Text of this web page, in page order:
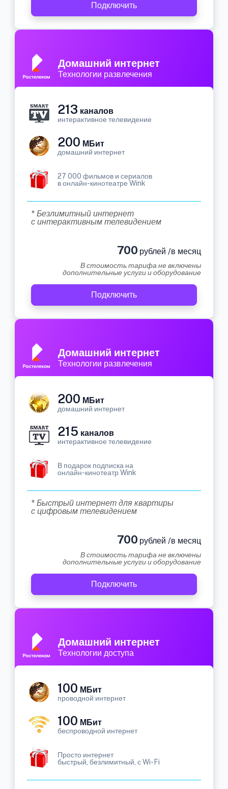
Подключить
Домашний интернет
Технологии развлечения
213 каналов
интерактивное телевидение
200 МБит
домашний интернет
27 000 фильмов и сериалов
в онлайн-кинотеатре Wink
* Безлимитный интернет
с интерактивным телевидением
700 рублей /в месяц
В стоимость тарифа не включены
дополнительные услуги и оборудование
Подключить
Домашний интернет
Технологии развлечения
200 МБит
домашний интернет
215 каналов
интерактивное телевидение
В подарок подписка на
онлайн-кинотеатр Wink
* Быстрый интернет для квартиры
с цифровым телевидением
700 рублей /в месяц
В стоимость тарифа не включены
дополнительные услуги и оборудование
Подключить
Домашний интернет
Технологии доступа
100 МБит
проводной интернет
100 МБит
беспроводной интернет
Просто интернет
быстрый, безлимитный, с Wi-Fi